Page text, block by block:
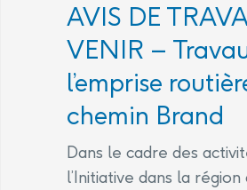
AVIS DE
VENIR –
l’emprise
chemin Brand
Dans le cadre des
l’Initiative dans la